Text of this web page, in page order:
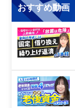
おすすめ動画